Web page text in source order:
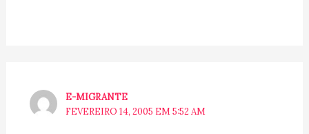
E-MIGRANTE
FEVEREIRO 14, 2005 EM 5:52 AM